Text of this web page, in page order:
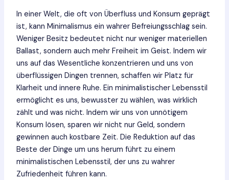
In einer Welt, die oft von Überfluss und Konsum geprägt
ist, kann Minimalismus ein wahrer Befreiungsschlag sein.
Weniger Besitz bedeutet nicht nur weniger materiellen
Ballast, sondern auch mehr Freiheit im Geist. Indem wir
uns auf das Wesentliche konzentrieren und uns von
überflüssigen Dingen trennen, schaffen wir Platz für
Klarheit und innere Ruhe. Ein minimalistischer Lebensstil
ermöglicht es uns, bewusster zu wählen, was wirklich
zählt und was nicht. Indem wir uns von unnötigem
Konsum lösen, sparen wir nicht nur Geld, sondern
gewinnen auch kostbare Zeit. Die Reduktion auf das
Beste der Dinge um uns herum führt zu einem
minimalistischen Lebensstil, der uns zu wahrer
Zufriedenheit führen kann.